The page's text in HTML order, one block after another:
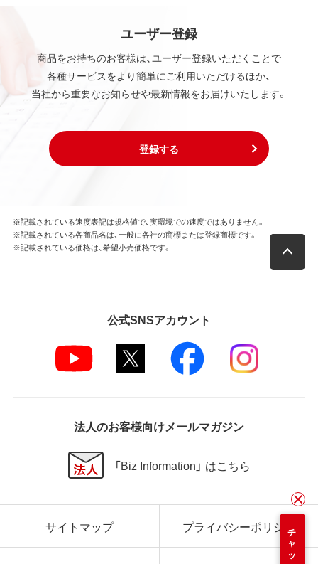
ユーザー登録
商品をお持ちのお客様は、ユーザー登録いただくことで
各種サービスをより簡単にご利用いただけるほか、
当社から重要なお知らせや最新情報をお届けいたします。
登録する
チャット
※記載されている速度表記は規格値で、実環境での速度ではありません。
※記載されている各商品名は、一般に各社の商標または登録商標です。
※記載されている価格は、希望小売価格です。
公式SNSアカウント
法人のお客様向けメールマガジン
「Biz Information」 はこちら
サイトマップ プライバシーポリシー